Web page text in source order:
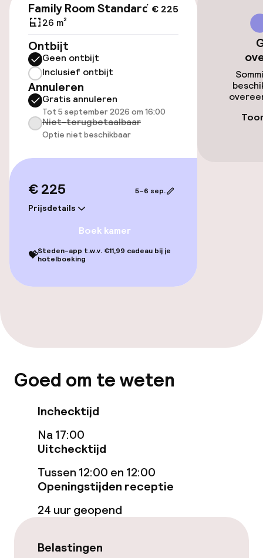
Lift
Zwemmen & wellness
Fitnessruimte / gym
Entertainment
Eet- en drinkgelegenheden
Bar
Schoonmaakvoorzieningen
Conferentieruimte
Vergaderruimte
Beleid
Overal rookvrij
€ 225
Family Room Standard
26 m²
Ontbijt
Geen ontbijt
Inclusief ontbijt
Annuleren
Gratis annuleren
Tot 5 september 2026 om 16:00
Niet-terugbetaalbaar
Optie niet beschikbaar
€ 225
Prijsdetails
5–6 sep.
Boek kamer
💝Steden-app t.w.v. €11,99 cadeau bij je
hotelboeking
Goed om te weten
Inchecktijd
Na 17:00
Uitchecktijd
Tussen 12:00 en 12:00
Openingstijden receptie
24 uur geopend
Belastingen